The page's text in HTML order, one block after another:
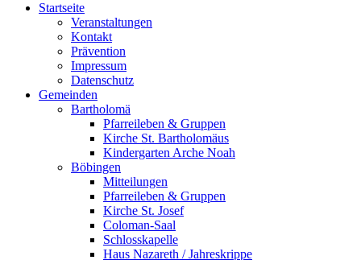
Startseite
Veranstaltungen
Kontakt
Prävention
Impressum
Datenschutz
Gemeinden
Bartholomä
Pfarreileben & Gruppen
Kirche St. Bartholomäus
Kindergarten Arche Noah
Böbingen
Mitteilungen
Pfarreileben & Gruppen
Kirche St. Josef
Coloman-Saal
Schlosskapelle
Haus Nazareth / Jahreskrippe